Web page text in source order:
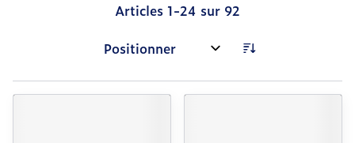
Articles 1-24 sur 92
Trier par: